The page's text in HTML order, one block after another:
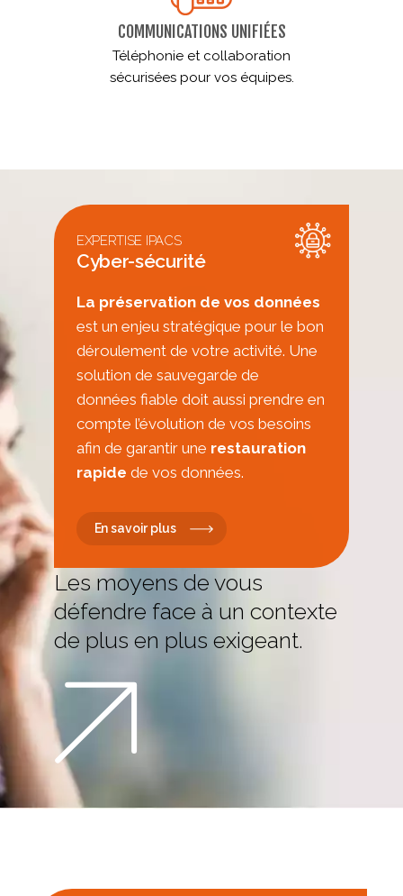
COMMUNICATIONS UNIFIÉES
Téléphonie et collaboration
sécurisées pour vos équipes.
EXPERTISE IPACS
Cyber-sécurité
La préservation de vos données
est un enjeu stratégique pour le bon
déroulement de votre activité. Une
solution de sauvegarde de
données fiable doit aussi prendre en
compte l’évolution de vos besoins
afin de garantir une restauration
rapide de vos données.
En savoir plus
Les moyens de vous
défendre face à un contexte
de plus en plus exigeant.